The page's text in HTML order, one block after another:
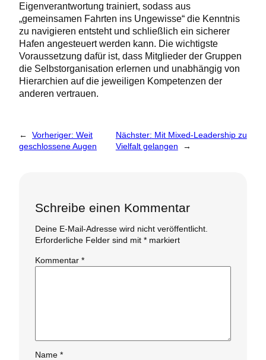
Eigenverantwortung trainiert, sodass aus
„gemeinsamen Fahrten ins Ungewisse“ die Kenntnis
zu navigieren entsteht und schließlich ein sicherer
Hafen angesteuert werden kann. Die wichtigste
Voraussetzung dafür ist, dass Mitglieder der Gruppen
die Selbstorganisation erlernen und unabhängig von
Hierarchien auf die jeweiligen Kompetenzen der
anderen vertrauen.
← Vorheriger: Weit
geschlossene Augen
Nächster: Mit Mixed-Leadership zu
Vielfalt gelangen
→
Schreibe einen Kommentar
Deine E-Mail-Adresse wird nicht veröffentlicht.
Erforderliche Felder sind mit *markiert
Kommentar *
Name *